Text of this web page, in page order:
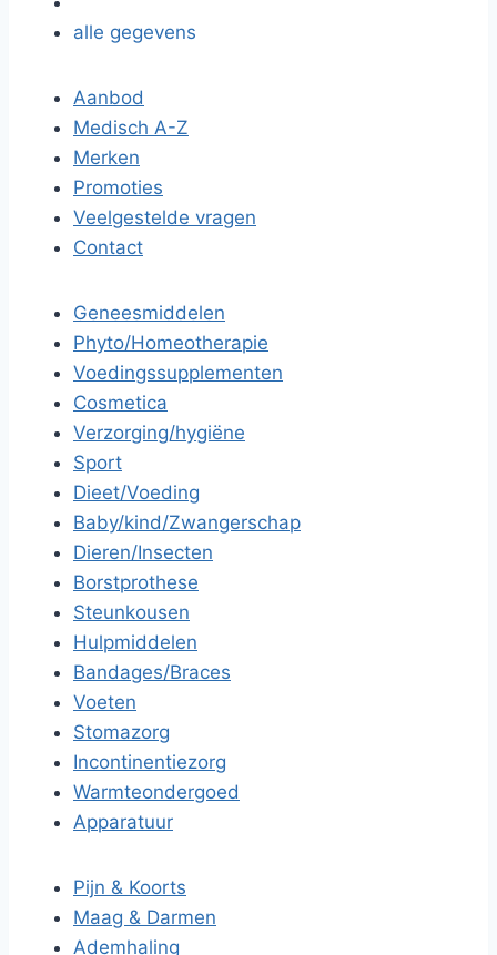
alle gegevens
Aanbod
Medisch A-Z
Merken
Promoties
Veelgestelde vragen
Contact
Geneesmiddelen
Phyto/Homeotherapie
Voedingssupplementen
Cosmetica
Verzorging/hygiëne
Sport
Dieet/Voeding
Baby/kind/Zwangerschap
Dieren/Insecten
Borstprothese
Steunkousen
Hulpmiddelen
Bandages/Braces
Voeten
Stomazorg
Incontinentiezorg
Warmteondergoed
Apparatuur
Pijn & Koorts
Maag & Darmen
Ademhaling